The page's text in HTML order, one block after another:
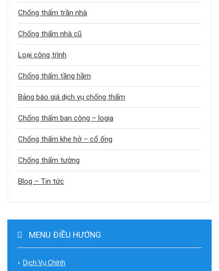
Chống thấm trần nhà
Chống thấm nhà cũ
Loại công trình
Chống thấm tầng hầm
Bảng báo giá dịch vụ chống thấm
Chống thấm ban công – logia
Chống thấm khe hở – cổ ống
Chống thấm tường
Blog – Tin tức
MENU ĐIỀU HƯỚNG
Dịch Vụ Chính